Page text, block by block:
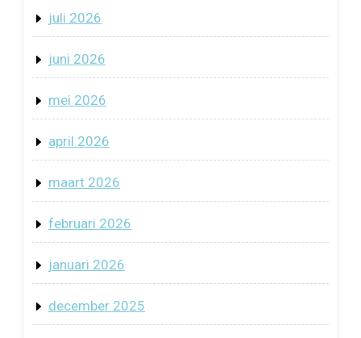
juli 2026
juni 2026
mei 2026
april 2026
maart 2026
februari 2026
januari 2026
december 2025